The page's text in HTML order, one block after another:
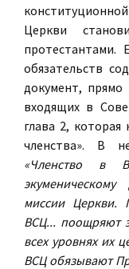
Церкви
обязательств
документ, прямо
входящих в
глава 2, которая
членства». В
«Членство в
миссии Церкви.
ВСЦ... поощряют
всех уровнях их
ВСЦ обязывают